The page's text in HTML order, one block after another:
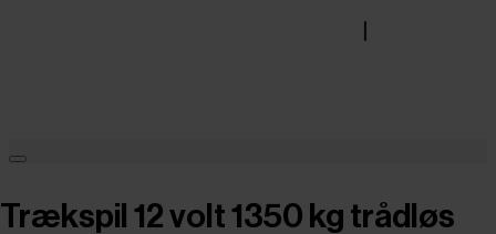
Trækspil 12 volt 1350 kg trådløs